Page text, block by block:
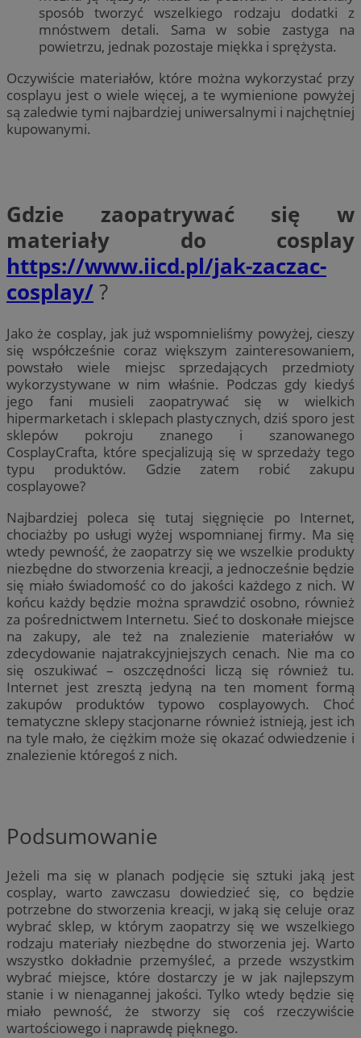
sposób tworzyć wszelkiego rodzaju dodatki z
mnóstwem detali. Sama w sobie zastyga na
powietrzu, jednak pozostaje miękka i sprężysta.
Oczywiście materiałów, które można wykorzystać przy
cosplayu jest o wiele więcej, a te wymienione powyżej
są zaledwie tymi najbardziej uniwersalnymi i najchętniej
kupowanymi.
Gdzie zaopatrywać się w
materiały do cosplay
https://www.iicd.pl/jak-zaczac-
cosplay/?
Jako że cosplay, jak już wspomnieliśmy powyżej, cieszy
się współcześnie coraz większym zainteresowaniem,
powstało wiele miejsc sprzedających przedmioty
wykorzystywane w nim właśnie. Podczas gdy kiedyś
jego fani musieli zaopatrywać się w wielkich
hipermarketach i sklepach plastycznych, dziś sporo jest
sklepów pokroju znanego i szanowanego
CosplayCrafta, które specjalizują się w sprzedaży tego
typu produktów. Gdzie zatem robić zakupu
cosplayowe?
Najbardziej poleca się tutaj sięgnięcie po Internet,
chociażby po usługi wyżej wspomnianej firmy. Ma się
wtedy pewność, że zaopatrzy się we wszelkie produkty
niezbędne do stworzenia kreacji, a jednocześnie będzie
się miało świadomość co do jakości każdego z nich. W
końcu każdy będzie można sprawdzić osobno, również
za pośrednictwem Internetu. Sieć to doskonałe miejsce
na zakupy, ale też na znalezienie materiałów w
zdecydowanie najatrakcyjniejszych cenach. Nie ma co
się oszukiwać – oszczędności liczą się również tu.
Internet jest zresztą jedyną na ten moment formą
zakupów produktów typowo cosplayowych. Choć
tematyczne sklepy stacjonarne również istnieją, jest ich
na tyle mało, że ciężkim może się okazać odwiedzenie i
znalezienie któregoś z nich.
Podsumowanie
Jeżeli ma się w planach podjęcie się sztuki jaką jest
cosplay, warto zawczasu dowiedzieć się, co będzie
potrzebne do stworzenia kreacji, w jaką się celuje oraz
wybrać sklep, w którym zaopatrzy się we wszelkiego
rodzaju materiały niezbędne do stworzenia jej. Warto
wszystko dokładnie przemyśleć, a przede wszystkim
wybrać miejsce, które dostarczy je w jak najlepszym
stanie i w nienagannej jakości. Tylko wtedy będzie się
miało pewność, że stworzy się coś rzeczywiście
wartościowego i naprawdę pięknego.